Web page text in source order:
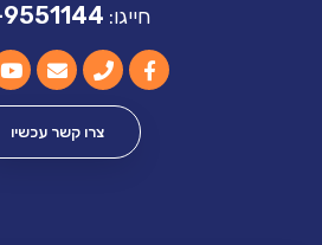
חייגו:
צרו קשר עכשיו